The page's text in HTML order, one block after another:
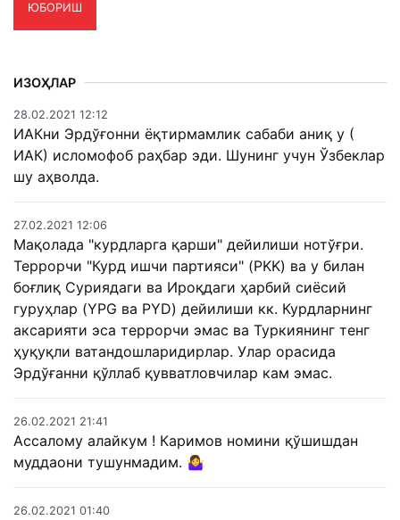
ЮБОРИШ
ИЗОҲЛАР
28.02.2021 12:12
ИАКни Эрдўғонни ёқтирмамлик сабаби аниқ у (
ИАК) исломофоб раҳбар эди. Шунинг учун Ўзбеклар
шу аҳволда.
27.02.2021 12:06
Мақолада "курдларга қарши" дейилиши нотўғри.
Террорчи "Курд ишчи партияси" (PKK) ва у билан
боғлиқ Суриядаги ва Ироқдаги ҳарбий сиёсий
гуруҳлар (YPG ва PYD) дейилиши кк. Курдларнинг
аксарияти эса террорчи эмас ва Туркиянинг тенг
ҳуқуқли ватандошларидирлар. Улар орасида
Эрдўғанни қўллаб қувватловчилар кам эмас.
26.02.2021 21:41
Ассалому алайкум ! Каримов номини қўшишдан
муддаони тушунмадим. 🤷‍♀️
26.02.2021 01:40